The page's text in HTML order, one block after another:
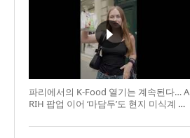
파리에서의 K-Food 열기는 계속된다… A
RIH 팝업 이어 ‘마담두’도 현지 미식계 진